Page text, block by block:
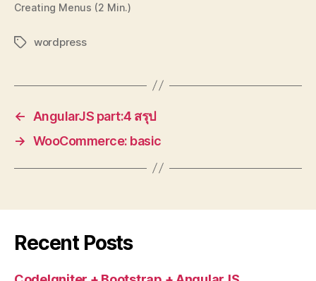
Creating Menus (2 Min.)
Tagswordpress
←
AngularJS part:4 สรุป
→ WooCommerce: basic
Recent Posts